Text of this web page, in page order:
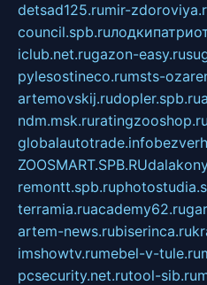
detsad125.rumir-
council.spb.ru
iclub.net.rugazon-easy.ru
pylesostineco.rumsts-
artemovskij.rudopler.spb.ru
ndm.msk.ruratingzooshop.ru
globalautotrade.info
ZOOSMART.SPB.RU
remontt.spb.ru
terramia.ruacademy62.ru
artem-news.rubiserinca.ru
imshowtv.rumebel-v-tule.ru
pcsecurity.net.rutool-sib.ru